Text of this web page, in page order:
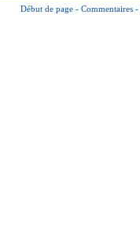
Début de page - Commentaires -